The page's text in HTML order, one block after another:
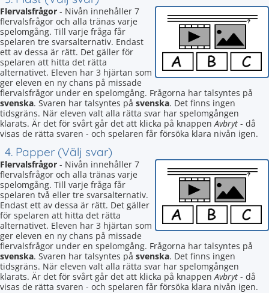
Flervalsfrågor - Nivån innehåller 7
flervalsfrågor och alla tränas varje
spelomgång. Till varje fråga får
spelaren tre svarsalternativ. Endast
ett av dessa är rätt. Det gäller för
spelaren att hitta det rätta
alternativet. Eleven har 3 hjärtan som
ger eleven en ny chans på missade
flervalsfrågor under en spelomgång. Frågorna har talsyntes på
svenska. Svaren har talsyntes på svenska. Det finns ingen
tidsgräns. När eleven valt alla rätta svar har spelomgången
klarats. Är det för svårt går det att klicka på knappenAvbryt - då
visas de rätta svaren - och spelaren får försöka klara nivån igen.
4. Papper (Välj svar)
Flervalsfrågor - Nivån innehåller 7
flervalsfrågor och alla tränas varje
spelomgång. Till varje fråga får
spelaren två eller tre svarsalternativ.
Endast ett av dessa är rätt. Det gäller
för spelaren att hitta det rätta
alternativet. Eleven har 3 hjärtan som
ger eleven en ny chans på missade
flervalsfrågor under en spelomgång. Frågorna har talsyntes på
svenska. Svaren har talsyntes på svenska. Det finns ingen
tidsgräns. När eleven valt alla rätta svar har spelomgången
klarats. Är det för svårt går det att klicka på knappenAvbryt - då
visas de rätta svaren - och spelaren får försöka klara nivån igen.